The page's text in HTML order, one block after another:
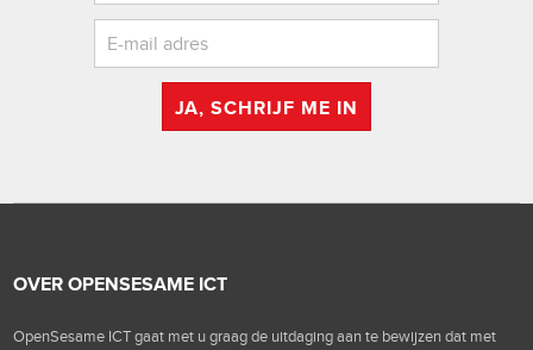
JA, SCHRIJF ME IN
OVER OPENSESAME ICT
OpenSesame ICT gaat met u graag de uitdaging aan te bewijzen dat met